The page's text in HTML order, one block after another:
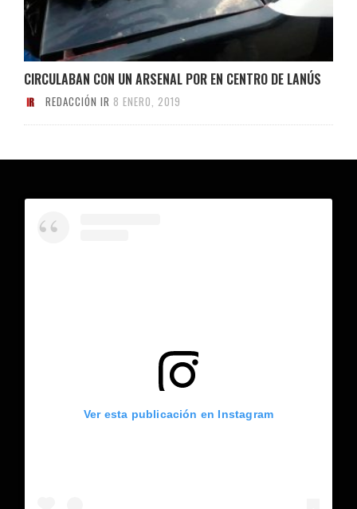
CIRCULABAN CON UN ARSENAL POR EN CENTRO DE LANÚS
REDACCIÓN IR 8 ENERO, 2019
Ver esta publicación en Instagram